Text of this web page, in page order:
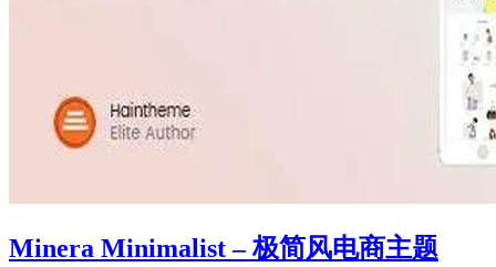
Minera Minimalist – 极简风电商主题